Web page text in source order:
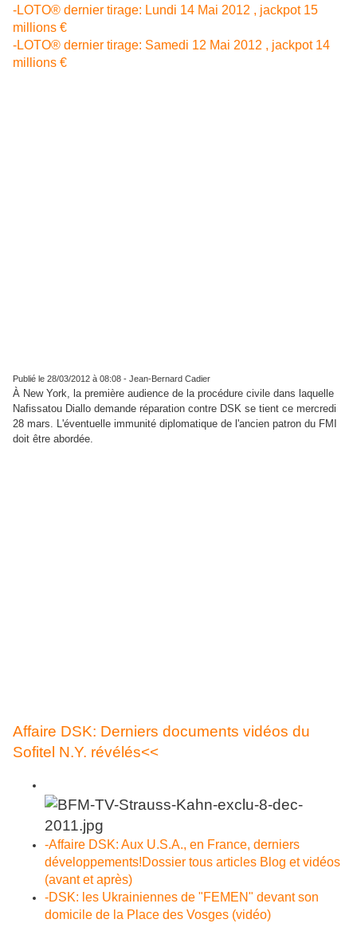
-LOTO® dernier tirage: Lundi 14 Mai 2012 , jackpot 15
millions €
-LOTO® dernier tirage: Samedi 12 Mai 2012 , jackpot 14
millions €
Publié le 28/03/2012 à 08:08 - Jean-Bernard Cadier
À New York, la première audience de la procédure civile dans laquelle
Nafissatou Diallo demande réparation contre DSK se tient ce mercredi
28 mars. L'éventuelle immunité diplomatique de l'ancien patron du FMI
doit être abordée.
Affaire DSK: Derniers documents vidéos du
Sofitel N.Y. révélés<<
-Affaire DSK: Aux U.S.A., en France, derniers
développements!Dossier tous articles Blog et vidéos
(avant et après)
-DSK: les Ukrainiennes de "FEMEN" devant son
domicile de la Place des Vosges (vidéo)